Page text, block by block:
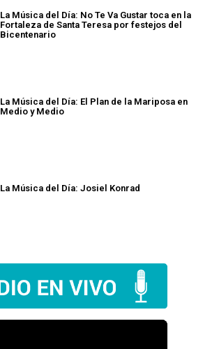
La Música del Día: No Te Va Gustar toca en la
Fortaleza de Santa Teresa por festejos del
Bicentenario
La Música del Día: El Plan de la Mariposa en
Medio y Medio
La Música del Día: Josiel Konrad